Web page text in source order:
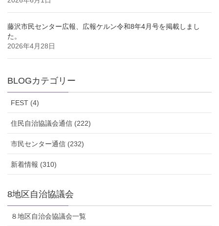
藤沢市民センター広報、広報ケルン令和8年4月号を掲載しまし
た。
2026年4月28日
BLOGカテゴリー
FEST (4)
住民自治協議会通信 (222)
市民センター通信 (232)
新着情報 (310)
8地区自治協議会
８地区自治会協議会一覧